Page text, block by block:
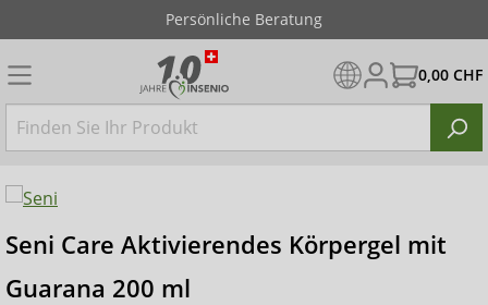
Persönliche Beratung
0,00 CHF
Seni Care Aktivierendes Körpergel mit
Guarana 200 ml